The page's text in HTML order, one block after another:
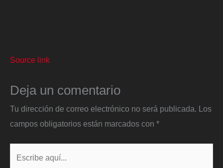
Source link
Deja un comentario
Tu dirección de correo electrónico no será publicada.
Los
campos obligatorios están marcados con *